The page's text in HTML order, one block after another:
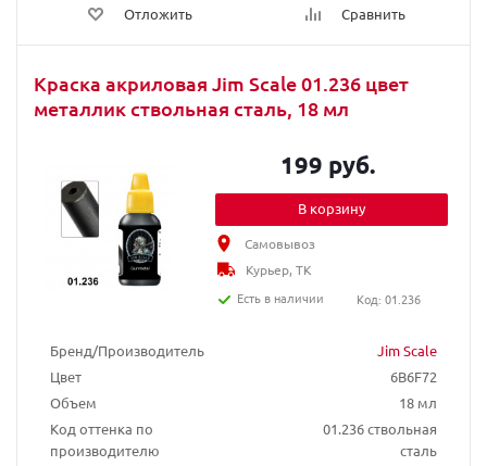
Отложить Сравнить
Краска акриловая Jim Scale 01.236 цвет
металлик ствольная сталь, 18 мл
Бренд/Производитель
Jim Scale
Цвет
6B6F72
Объем
18 мл
Код оттенка по
производителю
01.236 ствольная
сталь
199 руб.
В корзину
Самовывоз
Курьер, ТК
Есть в наличии
Код: 01.236